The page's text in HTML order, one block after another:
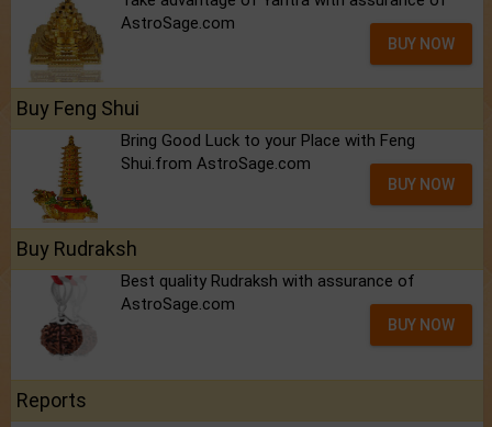
AstroSage.com
BUY NOW
Buy Feng Shui
Bring Good Luck to your Place with Feng
Shui.from AstroSage.com
BUY NOW
Buy Rudraksh
Best quality Rudraksh with assurance of
AstroSage.com
BUY NOW
Reports